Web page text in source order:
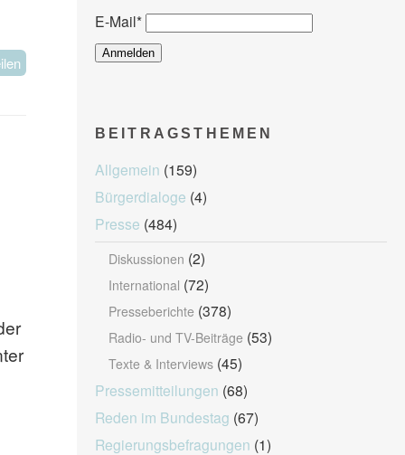
E-Mail*
BEITRAGSTHEMEN
Allgemein (159)
Bürgerdialoge (4)
Presse (484)
Diskussionen (2)
International (72)
Presseberichte (378)
Radio- und TV-Beiträge (53)
Texte & Interviews(45)
Pressemitteilungen (68)
Reden im Bundestag (67)
Regierungsbefragungen (1)